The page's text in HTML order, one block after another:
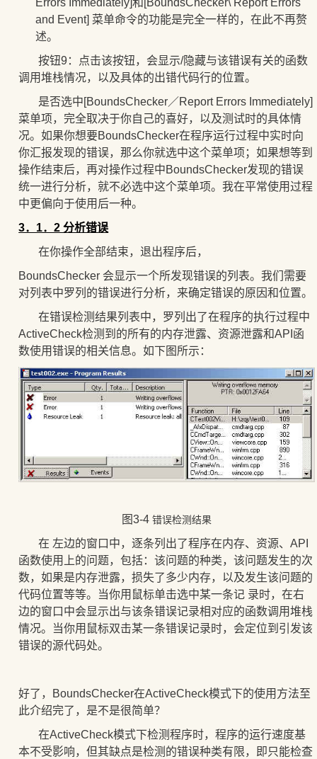
and Event] 菜单命令的功能是完全一样的，在此不再赘
述。
按钮9：
点击该按钮，会显示/隐藏与该错误有关的函数
调用堆栈情况，以及具体的出错代码行的位置。
是否选中[BoundsChecker／Report Errors Immediately]
菜单项，完全取决于你自己的喜好，以及测试时的具体情
况。如果你想要BoundsChecker在程序运行过程中实时向
你汇报发现的错误，那么你就选中这个菜单项；如果想等到
操作结束后，再对操作过程中BoundsChecker发现的错误
统一进行分析，就不必选中这个菜单项。我在平常使用过程
中更偏向于使用后一种。
3．1．2 分析错误
在你操作全部结束，退出程序后，
BoundsChecker 会显示一个所发现错误的列表。我们需要
对列表中罗列的错误进行分析，来确定错误的原因和位置。
在错误检测结果列表中，罗列出了在程序的执行过程中
ActiveCheck检测到的所有的内存泄露、资源泄露和API函
数使用错误的相关信息。如下图所示：
图3-4 错误检测结果
在 左边的窗口中，逐条列出了程序在内存、资源、API
函数使用上的问题，包括：该问题的种类，该问题发生的次
数，如果是内存泄露，损失了多少内存，以及发生该问题的
代码位置等等。当你用鼠标单击选中某一条记 录时，在右
边的窗口中会显示出与该条错误记录相对应的函数调用堆栈
情况。当你用鼠标双击某一条错误记录时，会定位到引发该
错误的源代码处。
好了，BoundsChecker在ActiveCheck模式下的使用方法至
此介绍完了，是不是很简单？
在ActiveCheck模式下检测程序时，程序的运行速度基
本不受影响，但其缺点是检测的错误种类有限，即只能检查